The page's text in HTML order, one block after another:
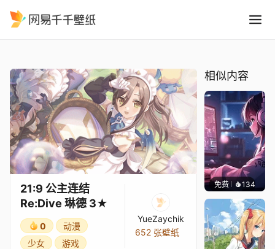
21:9 公主连结
Re:Dive 琳德 3★
0
动漫
少女
游戏
YueZaychik
652 张壁纸
相似内容
免费 134